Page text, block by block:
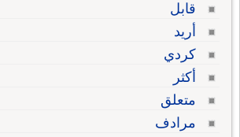
قابل
أريد
كردي
أكثر
متعلق
مرادف